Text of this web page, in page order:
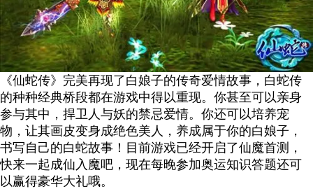
《仙蛇传》完美再现了白娘子的传奇爱情故事，白蛇传
的种种经典桥段都在游戏中得以重现。你甚至可以亲身
参与其中，捍卫人与妖的禁忌爱情。你还可以培养宠
物，让其画皮变身成绝色美人，养成属于你的白娘子，
书写自己的白蛇故事！目前游戏已经开启了仙魔首测，
快来一起成仙入魔吧，现在每晚参加奥运知识答题还可
以赢得豪华大礼哦。